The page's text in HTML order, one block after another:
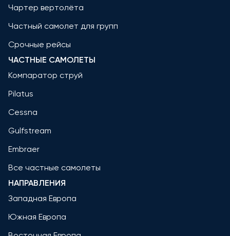
Чартер вертолёта
Частный самолет для групп
Срочные рейсы
ЧАСТНЫЕ САМОЛЕТЫ
Компаратор струй
Pilatus
Cessna
Gulfstream
Embraer
Все частные самолеты
НАПРАВЛЕНИЯ
Западная Европа
Южная Европа